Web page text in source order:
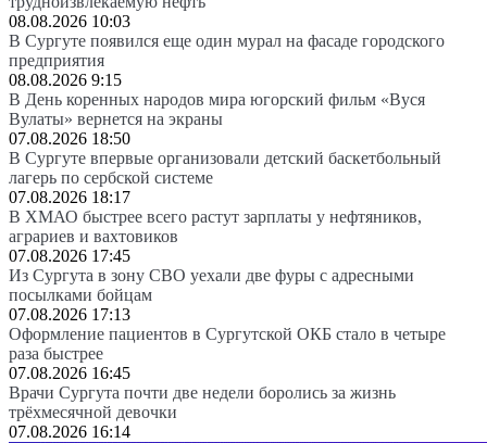
08.08.2026 10:03
В Сургуте появился еще один мурал на фасаде городского
предприятия
08.08.2026 9:15
В День коренных народов мира югорский фильм «Вуся
Вулаты» вернется на экраны
07.08.2026 18:50
В Сургуте впервые организовали детский баскетбольный
лагерь по сербской системе
07.08.2026 18:17
В ХМАО быстрее всего растут зарплаты у нефтяников,
аграриев и вахтовиков
07.08.2026 17:45
Из Сургута в зону СВО уехали две фуры с адресными
посылками бойцам
07.08.2026 17:13
Оформление пациентов в Сургутской ОКБ стало в четыре
раза быстрее
07.08.2026 16:45
Врачи Сургута почти две недели боролись за жизнь
трёхмесячной девочки
07.08.2026 16:14